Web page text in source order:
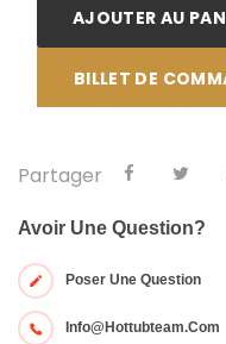
AJOUTER AU
BILLET DE
Partager
Avoir Une Question?
Poser Une Question
Info@hottubteam.com